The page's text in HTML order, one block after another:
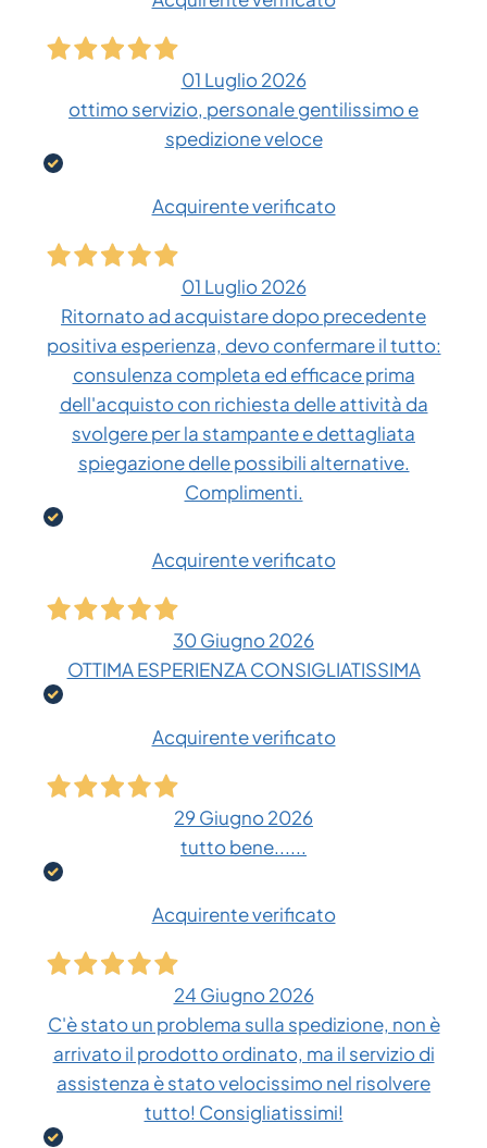
01 Luglio 2026
ottimo servizio, personale gentilissimo e
spedizione veloce
Acquirente verificato
01 Luglio 2026
Ritornato ad acquistare dopo precedente
positiva esperienza, devo confermare il tutto:
consulenza completa ed efficace prima
dell'acquisto con richiesta delle attività da
svolgere per la stampante e dettagliata
spiegazione delle possibili alternative.
Complimenti.
Acquirente verificato
30 Giugno 2026
OTTIMA ESPERIENZA CONSIGLIATISSIMA
Acquirente verificato
29 Giugno 2026
tutto bene......
Acquirente verificato
24 Giugno 2026
C'è stato un problema sulla spedizione, non è
arrivato il prodotto ordinato, ma il servizio di
assistenza è stato velocissimo nel risolvere
tutto! Consigliatissimi!